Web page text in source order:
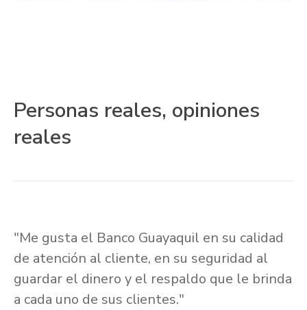
Personas reales, opiniones
reales
"Me gusta el Banco Guayaquil en su calidad
de atención al cliente, en su seguridad al
guardar el dinero y el respaldo que le brinda
a cada uno de sus clientes."